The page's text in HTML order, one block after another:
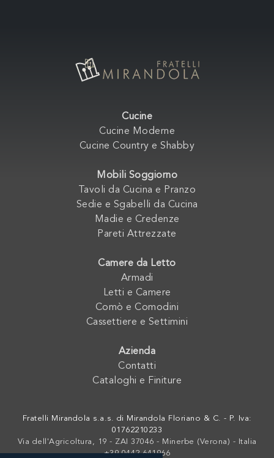
Cucine
Cucine Moderne
Cucine Country e Shabby
Mobili Soggiorno
Tavoli da Cucina e Pranzo
Sedie e Sgabelli da Cucina
Madie e Credenze
Pareti Attrezzate
Camere da Letto
Armadi
Letti e Camere
Comò e Comodini
Cassettiere e Settimini
Azienda
Contatti
Cataloghi e Finiture
Fratelli Mirandola s.a.s. di Mirandola Floriano & C. - P. Iva:
01762210233
Via dell'Agricoltura, 19 - ZAI 37046 - Minerbe (Verona) - Italia
+39 0442-641966